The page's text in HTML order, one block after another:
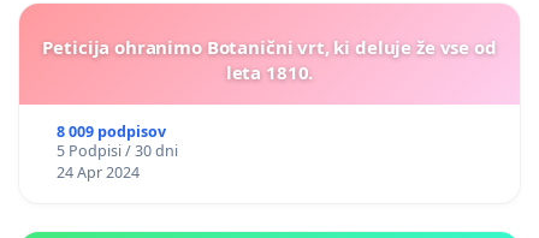
Peticija ohranimo Botanični vrt, ki deluje že vse od
leta 1810.
8 009 podpisov
5 Podpisi / 30 dni
24 Apr 2024